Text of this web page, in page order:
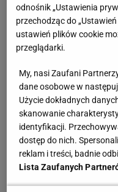
sportowców.W jego
zawodników i
pięciu terrorystów
Zobacz wideo
igrzyskach
Montreal ‘76
będzie wolna od
a wszyscy skupią się
znów może się udać,
odnośnik „Ustawienia
przechodząc do
ustawień plików cookie
przeglądarki.
My, nasi Zaufani
dane osobowe w
Użycie dokładnych
skanowanie
identyfikacji.
dostęp do nich.
reklam i treści, badnie
Lista Zaufanych